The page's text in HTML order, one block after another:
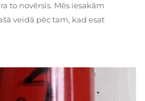
to novērsīs. Mēs iesakām
veidā pēc tam, kad esat